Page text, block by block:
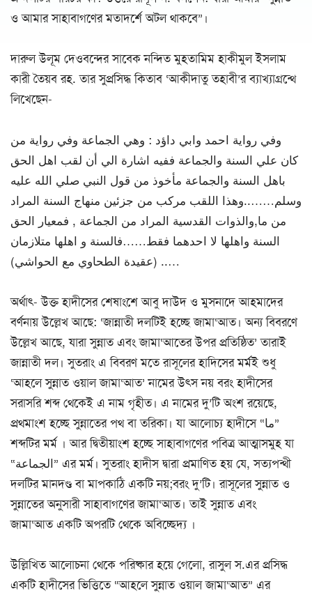
ও আমার সাহাবাগণের মতাদর্শে অটল থাকবে”।
দারুল উলূম দেওবন্দের সাবেক নন্দিত মুহতামিম হাকীমুল ইসলাম
কারী তৈয়ব রহ. তার সুপ্রসিদ্ধ কিতাব ‘আকীদাতু তহাবী’র ব্যাখ্যাগ্রন্থে
লিখেছেন-
وفي رواية احمد وابي داؤد : وهي الجماعة وفي رواية من
كان علي السنة والجماعة ففيه اشارة الي أن لقب اهل الحق
باهل السنة والجماعة مأخوذ من قول النبي صلي الله عليه
وسلم……..وهذا اللقب مركب من جزئين منهاج السنة المراد
من ما,والذوات القدسية المراد من الجماعة , فمعيار الحق
السنة واهلها لا احدهما فقط……فالسنة و اهلها متلازمان
….. (عقيدة الطحاوي مع الحواشي)
অর্থাৎ- উক্ত হাদীসের শেষাংশে আবু দাউদ ও মুসনাদে আহমাদের
বর্ণনায় উল্লেখ আছে: ‘জান্নাতী দলটিই হচ্ছে জামা‘আত। অন্য বিবরণে
উল্লেখ আছে, যারা সুন্নাত এবং জামা‘আতের উপর প্রতিষ্ঠিত’ তারাই
জান্নাতী দল। সুতরাং এ বিবরণ মতে রাসূলের হাদিসের মর্মই শুধু
‘আহলে সুন্নাত ওয়াল জামা‘আত’ নামের উৎস নয় বরং হাদীসের
সরাসরি শব্দ থেকেই এ নাম গৃহীত। এ নামের দু’টি অংশ রয়েছে,
প্রথমাংশ হচ্ছে সুন্নাতের পথ বা তরিকা। যা আলোচ্য হাদীসে “ما”
শব্দটির মর্ম । আর দ্বিতীয়াংশ হচ্ছে সাহাবাগণের পবিত্র আত্মাসমুহ যা
“الجماعة” এর মর্ম। সুতরাং হাদীস দ্বারা প্রমাণিত হয় যে, সত্যপন্থী
দলটির মানদণ্ড বা মাপকাঠি একটি নয়;বরং দু’টি। রাসূলের সুন্নাত ও
সুন্নাতের অনুসারী সাহাবাগণের জামা‘আত। তাই সুন্নাত এবং
জামা‘আত একটি অপরটি থেকে অবিচ্ছেদ্য ।
উল্লিখিত আলোচনা থেকে পরিষ্কার হয়ে গেলো, রাসুল স.এর প্রসিদ্ধ
একটি হাদীসের ভিত্তিতে “আহলে সুন্নাত ওয়াল জামা‘আত” এর